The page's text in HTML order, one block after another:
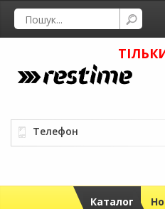
Телефон
Каталог